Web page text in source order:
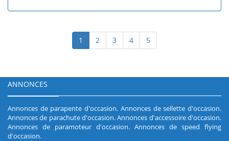
1 2 3 4 5
ANNONCES
Annonces de parapente d'occasion. Annonces de sellette d'occasion.
Annonces de parachute d'occasion.Annonces d'accessoire d'occasion.
Annonces de paramoteur d'occasion. Annonces de speed flying
d'occasion.